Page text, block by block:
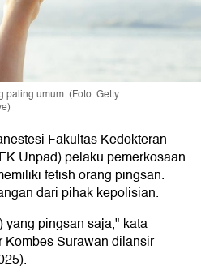
paling umum. (Foto: Getty
Fakultas Kedokteran
Unpad) pelaku pemerkosaan
fetish orang pingsan.
dari pihak kepolisian.
pingsan saja," kata
Surawan dilansir